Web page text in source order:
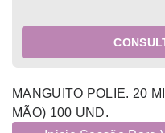
MANGUITO POLIE. 20
MÃO) 100 UND.